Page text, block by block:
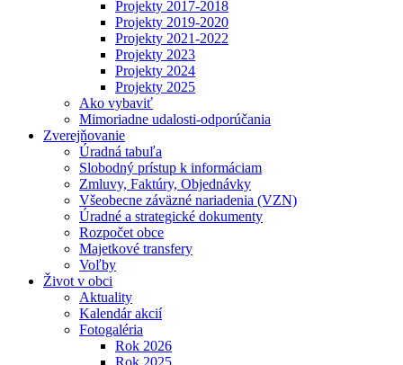
Projekty 2017-2018
Projekty 2019-2020
Projekty 2021-2022
Projekty 2023
Projekty 2024
Projekty 2025
Ako vybaviť
Mimoriadne udalosti-odporúčania
Zverejňovanie
Úradná tabuľa
Slobodný prístup k informáciam
Zmluvy, Faktúry, Objednávky
Všeobecne záväzné nariadenia (VZN)
Úradné a strategické dokumenty
Rozpočet obce
Majetkové transfery
Voľby
Život v obci
Aktuality
Kalendár akcií
Fotogaléria
Rok 2026
Rok 2025